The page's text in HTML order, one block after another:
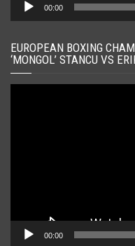
00:00
EUROPEAN BOXING
‘MONGOL’ STANCU VS
00:00